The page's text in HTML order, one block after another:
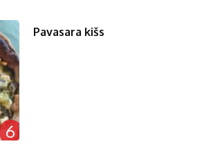
6
Pavasara kišs